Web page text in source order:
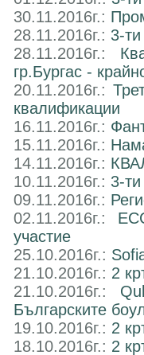
30.11.2016г.:
28.11.2016г.: 3-
28.11.2016г.:
гр.Бургас -
20.11.2016г.:
квалификации
16.11.2016г.:
15.11.2016г.:
14.11.2016г.:
10.11.2016г.: 3-
09.11.2016г.:
02.11.2016г.:
участие
25.10.2016г.:
21.10.2016г.: 2
21.10.2016г.:
Българските
19.10.2016г.: 2
18.10.2016г.: 2